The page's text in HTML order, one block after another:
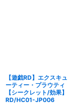
【遊戯RD】エクスキュ
ーティー・プラウティ
【シークレット/効果】
RD/HC01-JP006